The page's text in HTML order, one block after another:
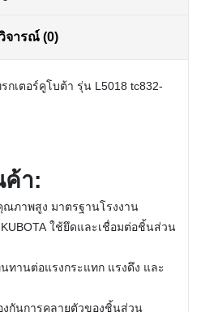
จารณ์ (0)
กเตอร์คูโบต้า รุ่น L5018 tc832-
ค้า:
ณภาพสูง มาตรฐานโรงงาน
ใช้ยึดและเชื่อมต่อชิ้นส่วน
ทานต่อแรงกระแทก แรงดึง และ
งกันการคลายตัวของชิ้นส่วน